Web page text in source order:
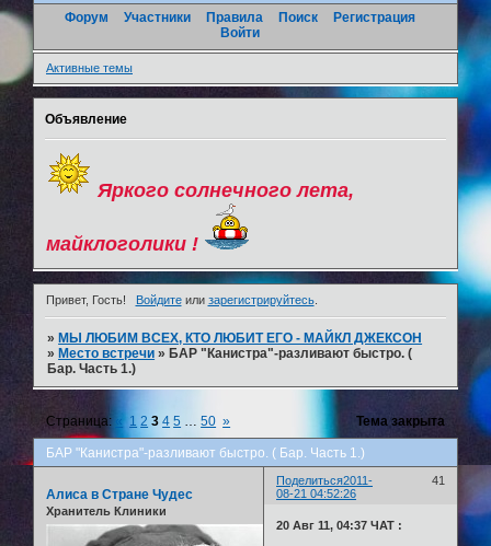
Форум Участники Правила Поиск
Регистрация
Войти
Активные темы
Объявление
Яркого солнечного лета,
майклоголики !
Привет, Гость! Войдитеили зарегистрируйтесь.
»МЫ ЛЮБИМ ВСЕХ, КТО ЛЮБИТ ЕГО - МАЙКЛ ДЖЕКСОН
»Место встречи »БАР "Канистра"-разливают быстро. (
Бар. Часть 1.)
БАР "Канистра"-разливают быстро. ( Бар. Часть 1.)
Страница: « 1 2 3 4 5 50 » Тема закрыта
Поделиться 41
2011-
08-21 04:52:26
Алиса в Стране Чудес
Хранитель Клиники
20 Авг 11, 04:37 ЧАТ :